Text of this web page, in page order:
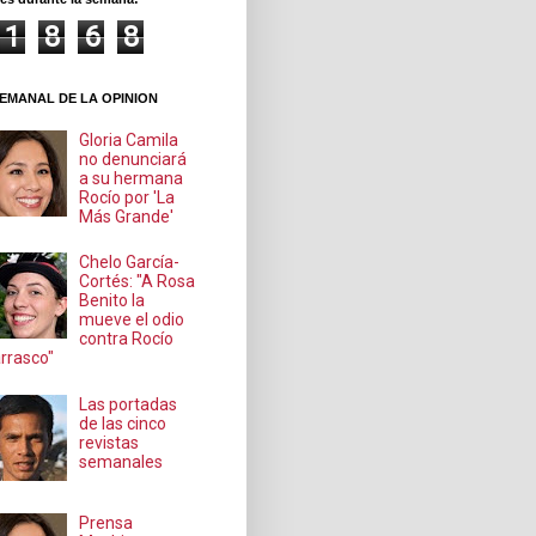
1 8 6
8
DE LA OPINION
Gloria Camila
no denunciará
a su hermana
Rocío por 'La
Más Grande'
Chelo García-
Cortés: "A Rosa
Benito la
mueve el odio
contra Rocío
Las portadas
de las cinco
revistas
semanales
Prensa